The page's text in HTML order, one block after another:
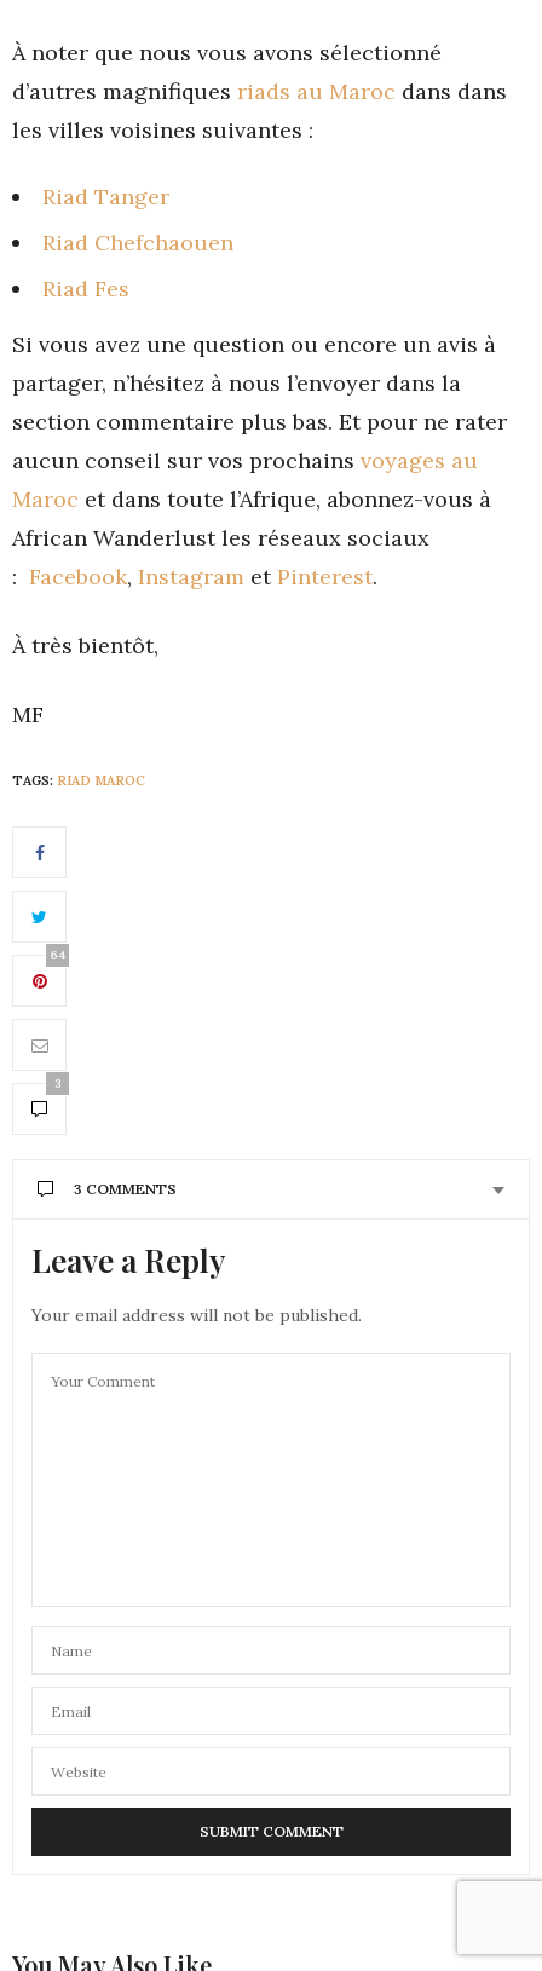
À noter que nous vous avons sélectionné
d’autres magnifiques riads au Maroc dans dans
les villes voisines suivantes :
Riad Tanger
Riad Chefchaouen
Riad Fes
Si vous avez une question ou encore un avis à
partager, n’hésitez à nous l’envoyer dans la
section commentaire plus bas. Et pour ne rater
aucun conseil sur vos prochains voyages au
Maroc et dans toute l’Afrique, abonnez-vous à
African Wanderlust les réseaux sociaux
: Facebook, Instagram etPinterest.
À très bientôt,
MF
TAGS: RIAD MAROC
64
3
3 COMMENTS
Leave a Reply
Your email address will not be published.